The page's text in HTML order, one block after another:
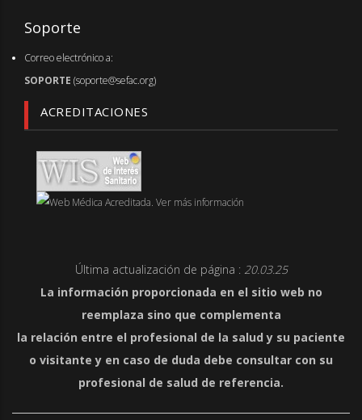
Soporte
Correo electrónico a:
SOPORTE (soporte@sefac.org)
ACREDITACIONES
Última actualización de página : 20.03.25
La información proporcionada en el sitio web no
reemplaza sino que complementa
la relación entre el profesional de la salud y su paciente
o visitante y en caso de duda debe consultar con su
profesional de salud de referencia.